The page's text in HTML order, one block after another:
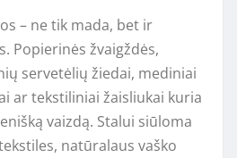
– ne tik mada, bet ir
Popierinės žvaigždės,
servetėlių žiedai, mediniai
ar tekstiliniai žaisliukai kuria
vaizdą. Stalui siūloma
natūralaus vaško